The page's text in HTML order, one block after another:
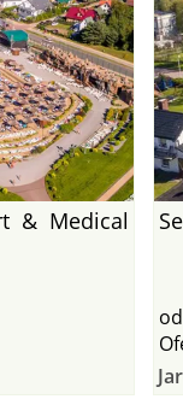
& Medical
od